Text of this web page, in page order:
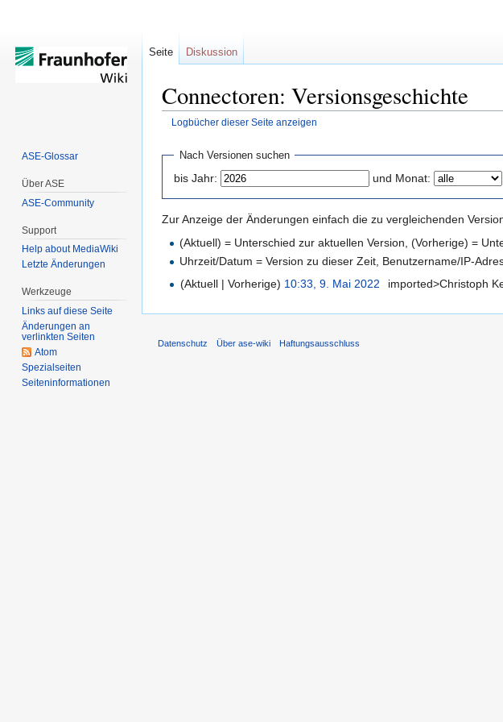
Connectoren: Versionsgeschichte
Logbücher dieser Seite anzeigen
springen
springen
Nach Versionen suchen
bis Jahr: und Monat:
Zur Anzeige der Änderungen einfach die zu vergleichenden
(Aktuell) = Unterschied zur aktuellen Version, (Vorherige) =
Uhrzeit/Datum = Version zu dieser Zeit, Benutzername/IP-
(Aktuell | Vorherige) 10:33, 9. Mai 2022 imported>Christoph
Seite Diskussion
ASE-Glossar
Über ASE
ASE-Community
Support
Help about MediaWiki
Letzte Änderungen
Werkzeuge
Links auf diese Seite
Änderungen an
verlinkten Seiten
Atom
Spezialseiten
Seiten­informationen
Datenschutz Über ase-wiki Haftungsausschluss